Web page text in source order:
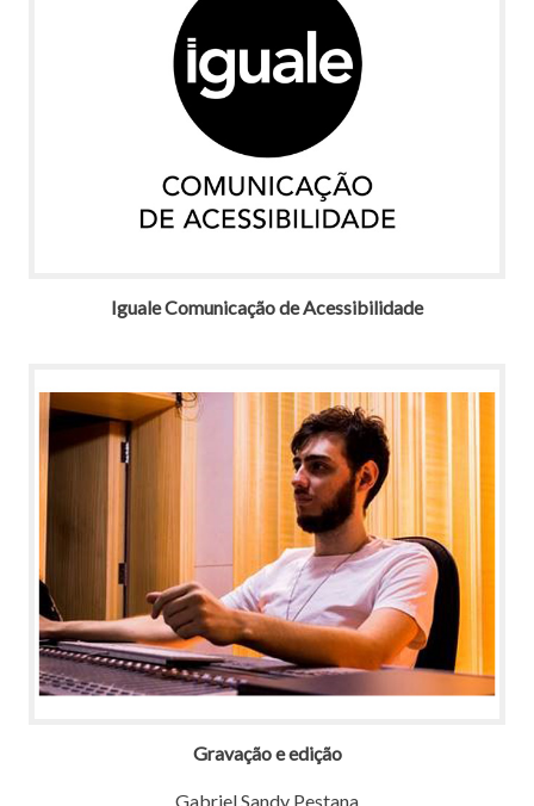
Iguale Comunicação de Acessibilidade
Gravação e edição
Gabriel Sandy Pestana